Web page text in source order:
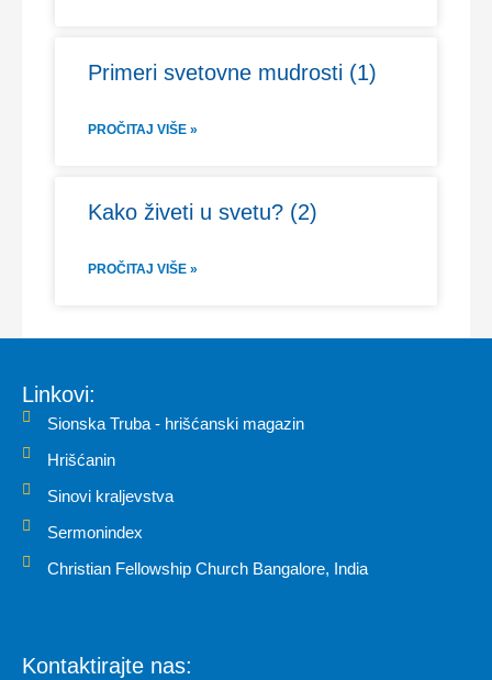
Primeri svetovne mudrosti (1)
PROČITAJ VIŠE »
Kako živeti u svetu? (2)
PROČITAJ VIŠE »
Linkovi:
Sionska Truba - hrišćanski magazin
Hrišćanin
Sinovi kraljevstva
Sermonindex
Christian Fellowship Church Bangalore, India
Kontaktirajte nas: